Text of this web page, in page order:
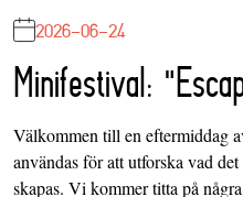
2026-06-24
Minifestival:
Välkommen till en eftermiddag
användas för att utforska vad
skapas. Vi kommer titta på